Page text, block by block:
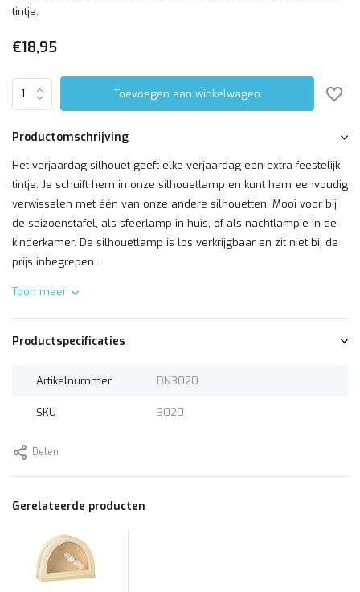
tintje.
€18,95
Toevoegen aan winkelwagen
Productomschrijving
Het verjaardag silhouet geeft elke verjaardag een extra feestelijk
tintje. Je schuift hem in onze silhouetlamp en kunt hem eenvoudig
verwisselen met één van onze andere silhouetten. Mooi voor bij
de seizoenstafel, als sfeerlamp in huis, of als nachtlampje in de
kinderkamer. De silhouetlamp is los verkrijgbaar en zit niet bij de
prijs inbegrepen...
Toon meer
Productspecificaties
Artikelnummer DN3020
SKU 3020
Delen
Gerelateerde producten